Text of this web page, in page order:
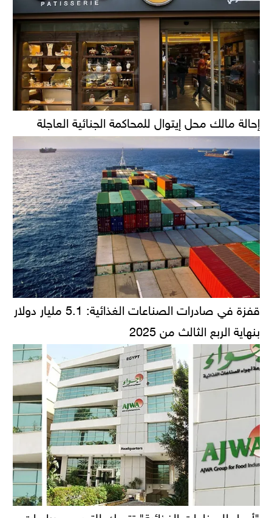
إحالة مالك محل إيتوال للمحاكمة الجنائية العاجلة
قفزة في صادرات الصناعات الغذائية: 5.1 مليار دولار
بنهاية الربع الثالث من 2025